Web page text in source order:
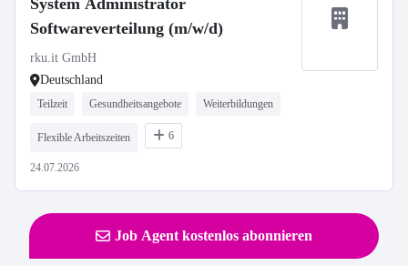
System Administrator
Softwareverteilung (m/w/d)
rku.it GmbH
Deutschland
Teilzeit Gesundheitsangebote Weiterbildungen
Flexible Arbeitszeiten 6
24.07.2026
Job Agent kostenlos abonnieren